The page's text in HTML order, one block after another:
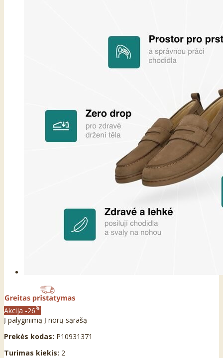
Akcija -26%
Į palyginimą Į norų sąrašą
Prekės kodas: P10931371
Turimas kiekis: 2